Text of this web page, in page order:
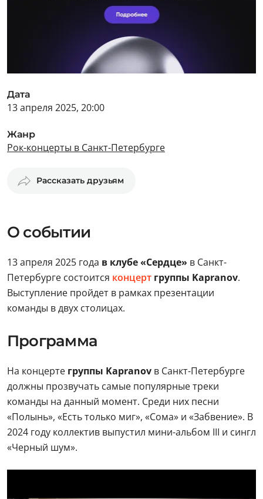
Дата
13 апреля 2025, 20:00
Жанр
Рок-концерты в Санкт-Петербурге
Рассказать друзьям
О событии
13 апреля 2025 года в клубе «Сердце» в Санкт-
Петербурге состоится концерт группы Kapranov.
Выступление пройдет в рамках презентации
команды в двух столицах.
Программа
На концерте группы Kapranov в Санкт-Петербурге
должны прозвучать самые популярные треки
команды на данный момент. Среди них песни
«Полынь», «Есть только миг», «Сома» и «Забвение». В
2024 году коллектив выпустил мини-альбом III и сингл
«Черный шум».